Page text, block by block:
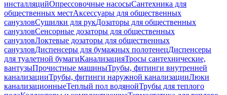
инсталляцийОпрессовочные насосыСантехника для
общественных местАксессуары для общественных
санузловСушилки для рукДозаторы для общественных
санузловСенсорные дозаторы для общественных
санузловЛоктевые дозаторы для общественных
санузловДиспенсеры для бумажных полотенецДиспенсеры
для туалетной бумагиКанализацияТросы сантехнические,
вантузыПрочистные машиныТрубы, фитинги внутренней
канализацииТрубы, фитинги наружной канализацииЛюки
канализационныеТеплый пол водянойТрубы для теплого